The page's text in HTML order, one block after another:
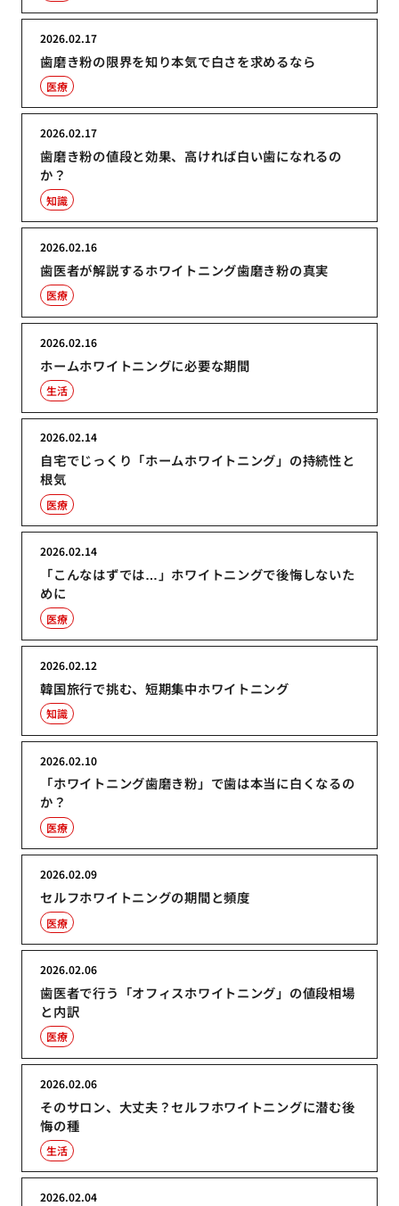
歯磨き粉の限界を知り本気で白さを求めるなら
2026.02.17
医療
歯磨き粉の値段と効果、高ければ白い歯になれるの
か？
2026.02.17
知識
歯医者が解説するホワイトニング歯磨き粉の真実
2026.02.16
医療
ホームホワイトニングに必要な期間
2026.02.16
生活
自宅でじっくり「ホームホワイトニング」の持続性と
根気
2026.02.14
医療
「こんなはずでは…」ホワイトニングで後悔しないた
めに
2026.02.14
医療
韓国旅行で挑む、短期集中ホワイトニング
2026.02.12
知識
「ホワイトニング歯磨き粉」で歯は本当に白くなるの
か？
2026.02.10
医療
セルフホワイトニングの期間と頻度
2026.02.09
医療
歯医者で行う「オフィスホワイトニング」の値段相場
と内訳
2026.02.06
医療
そのサロン、大丈夫？セルフホワイトニングに潜む後
悔の種
2026.02.06
生活
2026.02.04